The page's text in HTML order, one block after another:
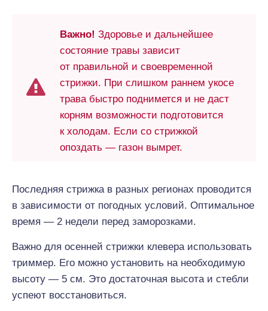
Важно! Здоровье и дальнейшее
состояние травы зависит
от правильной и своевременной
стрижки. При слишком раннем укосе
трава быстро поднимется и не даст
корням возможности подготовится
к холодам. Если со стрижкой
опоздать — газон вымрет.
Последняя стрижка в разных регионах проводится
в зависимости от погодных условий. Оптимальное
время — 2 недели перед заморозками.
Важно для осенней стрижки клевера использовать
триммер. Его можно установить на необходимую
высоту — 5 см. Это достаточная высота и стебли
успеют восстановиться.